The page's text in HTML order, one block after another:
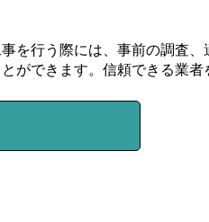
を行う際には、事前の調査
ができます。信頼できる業